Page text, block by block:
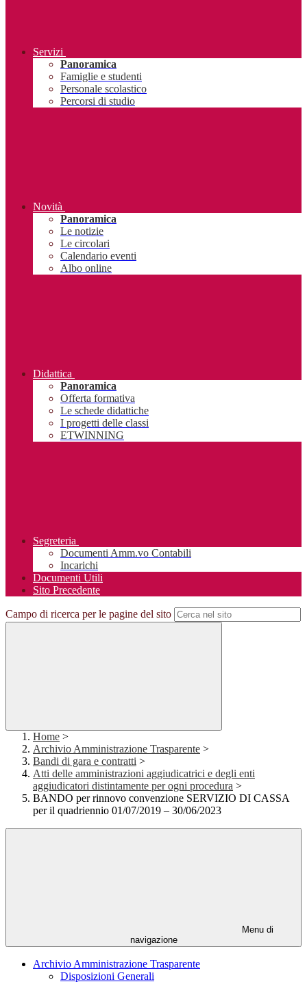
Servizi
Panoramica
Famiglie e studenti
Personale scolastico
Percorsi di studio
Novità
Panoramica
Le notizie
Le circolari
Calendario eventi
Albo online
Didattica
Panoramica
Offerta formativa
Le schede didattiche
I progetti delle classi
ETWINNING
Segreteria
Documenti Amm.vo Contabili
Incarichi
Documenti Utili
Sito Precedente
Campo di ricerca per le pagine del sito
Home >
Archivio Amministrazione Trasparente >
Bandi di gara e contratti >
Atti delle amministrazioni aggiudicatrici e degli enti
aggiudicatori distintamente per ogni procedura >
BANDO per rinnovo convenzione SERVIZIO DI CASSA
per il quadriennio 01/07/2019 – 30/06/2023
Menu di
navigazione
Archivio Amministrazione Trasparente
Disposizioni Generali